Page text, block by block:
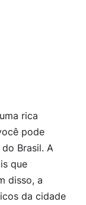
rica
pode
Brasil. A
que
disso, a
da cidade